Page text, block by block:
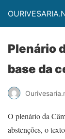
Plenário
base da
O plenário da
abstenções, o